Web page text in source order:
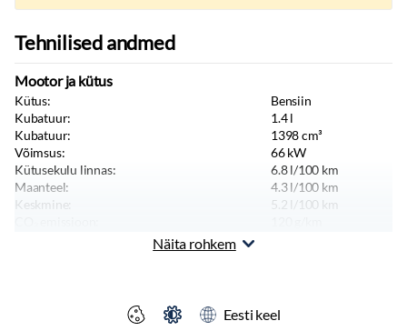
Tehnilised andmed
Mootor ja kütus
Kütus:
Bensiin
Kubatuur:
1.4l
Kubatuur:
1398cm³
Võimsus:
66kW
Kütusekulu linnas:
6.8l/100 km
Maanteel:
4.3l/100 km
Keskmine:
5.2 l/100 km
5
Näita rohkem
Eesti keel